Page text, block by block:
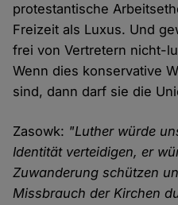
protestantische
Freizeit als Luxus. Und
frei von Vertretern nicht-
Wenn dies konservative
sind, dann darf sie die
Zasowk: "Luther würde
Identität verteidigen, er
Zuwanderung schützen
Missbrauch der Kirchen